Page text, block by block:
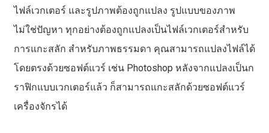
ไฟล์เวกเตอร์ และรูปภาพต้องถูกแปลง รูปแบบของภาพ
ไม่ใช่ปัญหา ทุกอย่างต้องถูกแปลงเป็นไฟล์เวกเตอร์สำหรับ
การแกะสลัก สำหรับภาพธรรมดา คุณสามารถแปลงไฟล์ได้
โดยตรงด้วยซอฟต์แวร์ เช่น Photoshop หลังจากแปลงเป็นก
ราฟิกแบบเวกเตอร์แล้ว ก็สามารถแกะสลักด้วยซอฟต์แวร์
เครื่องจักรได้